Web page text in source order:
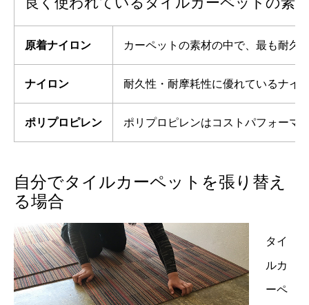
原着ナイロン カーペットの素材の中で、最も耐久
ナイロン 耐久性・耐摩耗性に優れているナイ
ポリプロピレン ポリプロピレンはコストパフォーマ
自分でタイルカーペットを張り替え
る場合
タイ
ルカ
ーペ